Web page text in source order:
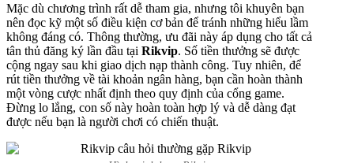
Mặc dù chương trình rất dễ tham gia, nhưng tôi khuyên bạn
nên đọc kỹ một số điều kiện cơ bản để tránh những hiểu lầm
không đáng có. Thông thường, ưu đãi này áp dụng cho tất cả
tân thủ đăng ký lần đầu tại Rikvip. Số tiền thưởng sẽ được
cộng ngay sau khi giao dịch nạp thành công. Tuy nhiên, để
rút tiền thưởng về tài khoản ngân hàng, bạn cần hoàn thành
một vòng cược nhất định theo quy định của cổng game.
Đừng lo lắng, con số này hoàn toàn hợp lý và dễ dàng đạt
được nếu bạn là người chơi có chiến thuật.